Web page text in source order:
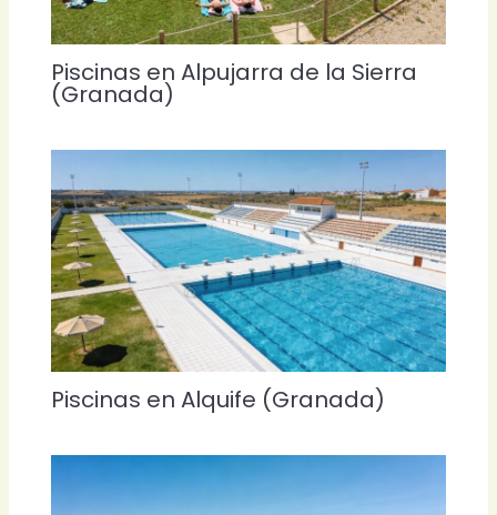
Piscinas en Alpujarra de la Sierra
(Granada)
Piscinas en Alquife (Granada)